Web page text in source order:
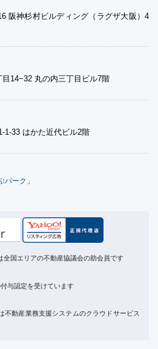
阪神杉村ビルディング（ラグザ大阪）4
14−32 丸の内三丁目ビル7階
1-33 はかた近代ビル2階
ーク」
全国エリアの不動産協議会の助会員です
与認定を受けています
不動産業務支援システムのクラウドサービス